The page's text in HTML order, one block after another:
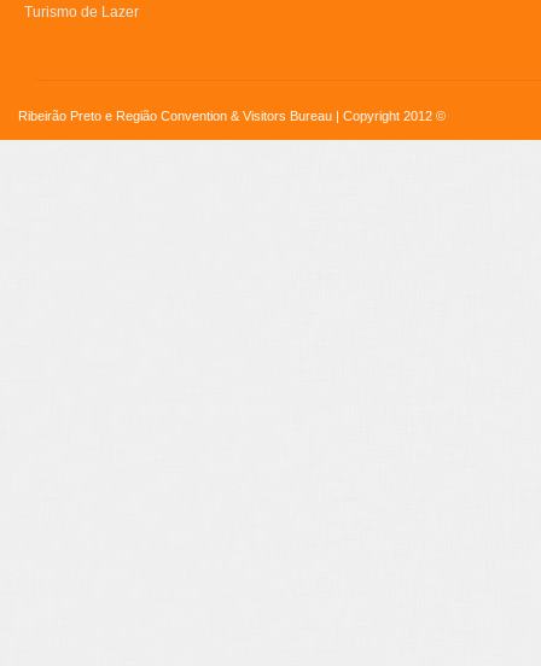
Turismo de Lazer
Ribeirão Preto e Região Convention & Visitors Bureau | Copyright 2012 ©